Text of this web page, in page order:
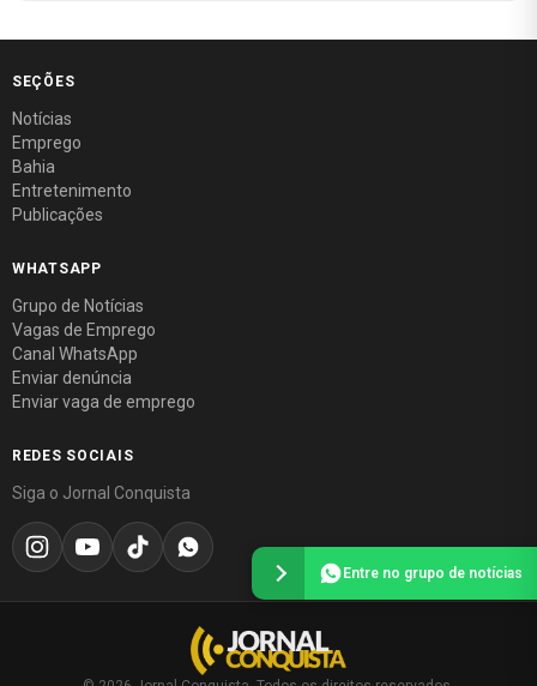
SEÇÕES
Notícias
Emprego
Bahia
Entretenimento
Publicações
WHATSAPP
Grupo de Notícias
Vagas de Emprego
Canal WhatsApp
Enviar denúncia
Enviar vaga de emprego
REDES SOCIAIS
Siga o Jornal Conquista
Entre no grupo de notícias